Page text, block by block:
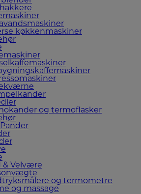
køkkenmaskiner
og termoflasker
& Velvære
og termometre
og massage